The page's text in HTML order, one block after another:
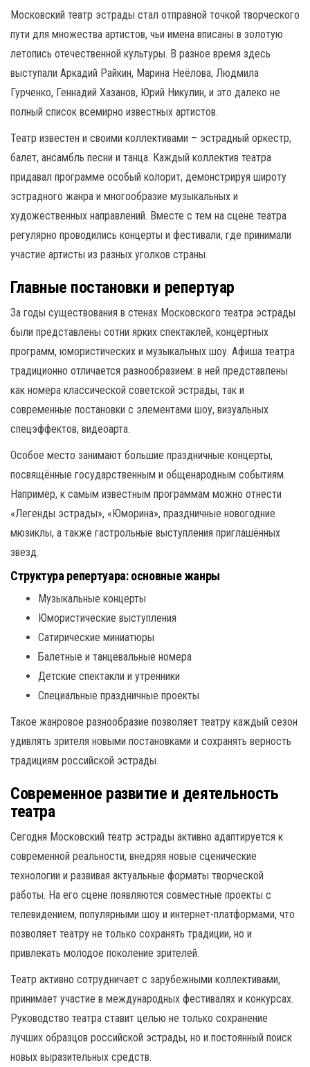
Московский театр эстрады стал отправной точкой творческого
пути для множества артистов, чьи имена вписаны в золотую
летопись отечественной культуры. В разное время здесь
выступали Аркадий Райкин, Марина Неёлова, Людмила
Гурченко, Геннадий Хазанов, Юрий Никулин, и это далеко не
полный список всемирно известных артистов.
Театр известен и своими коллективами – эстрадный оркестр,
балет, ансамбль песни и танца. Каждый коллектив театра
придавал программе особый колорит, демонстрируя широту
эстрадного жанра и многообразие музыкальных и
художественных направлений. Вместе с тем на сцене театра
регулярно проводились концерты и фестивали, где принимали
участие артисты из разных уголков страны.
Главные постановки и репертуар
За годы существования в стенах Московского театра эстрады
были представлены сотни ярких спектаклей, концертных
программ, юмористических и музыкальных шоу. Афиша театра
традиционно отличается разнообразием: в ней представлены
как номера классической советской эстрады, так и
современные постановки с элементами шоу, визуальных
спецэффектов, видеоарта.
Особое место занимают большие праздничные концерты,
посвящённые государственным и общенародным событиям.
Например, к самым известным программам можно отнести
«Легенды эстрады», «Юморина», праздничные новогодние
мюзиклы, а также гастрольные выступления приглашённых
звезд.
Структура репертуара: основные жанры
Музыкальные концерты
Юмористические выступления
Сатирические миниатюры
Балетные и танцевальные номера
Детские спектакли и утренники
Специальные праздничные проекты
Такое жанровое разнообразие позволяет театру каждый сезон
удивлять зрителя новыми постановками и сохранять верность
традициям российской эстрады.
Современное развитие и деятельность
театра
Сегодня Московский театр эстрады активно адаптируется к
современной реальности, внедряя новые сценические
технологии и развивая актуальные форматы творческой
работы. На его сцене появляются совместные проекты с
телевидением, популярными шоу и интернет-платформами, что
позволяет театру не только сохранять традиции, но и
привлекать молодое поколение зрителей.
Театр активно сотрудничает с зарубежными коллективами,
принимает участие в международных фестивалях и конкурсах.
Руководство театра ставит целью не только сохранение
лучших образцов российской эстрады, но и постоянный поиск
новых выразительных средств.